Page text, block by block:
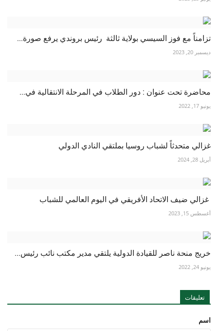
تزامناً مع فوز السيسي بولاية ثالثة رئيس بروندي يرفع صورة...
ديسمبر 20, 2023
محاضرة تحت عنوان : دور الطلاب في المرحلة الانتقالية في...
يونيو 17, 2022
غزالي متحدثاً لشباب روسيا بملتقي النادي الدولي
أبريل 28, 2024
غزالي ضيف الاتحاد الأفريقي في اليوم العالمي للشباب
أغسطس 15, 2023
خريج منحة ناصر للقيادة الدولية يلتقي مدير مكتب نائب رئيس...
يونيو 24, 2022
تعليقات
اسم